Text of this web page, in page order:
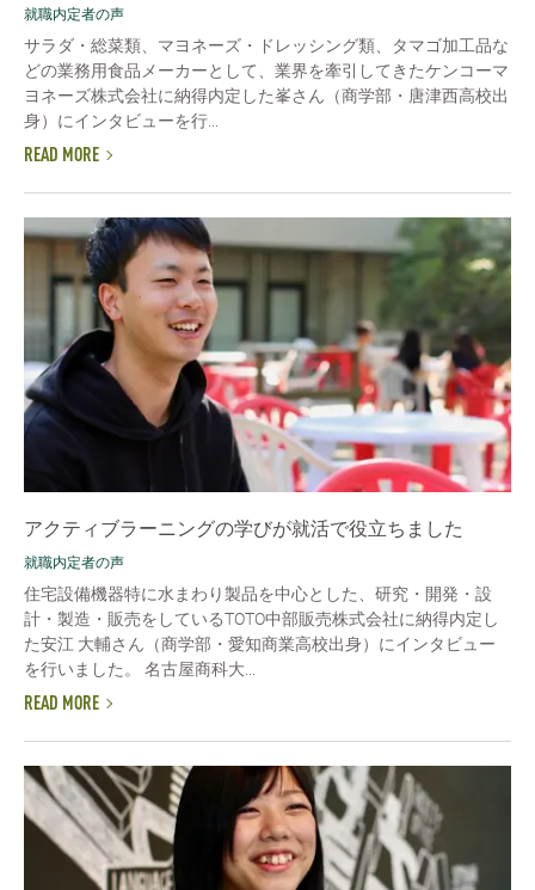
就職内定者の声
サラダ・総菜類、マヨネーズ・ドレッシング類、タマゴ加工品な
どの業務用食品メーカーとして、業界を牽引してきたケンコーマ
ヨネーズ株式会社に納得内定した峯さん（商学部・唐津西高校出
身）にインタビューを行...
READ MORE
アクティブラーニングの学びが就活で役立ちました
就職内定者の声
住宅設備機器特に水まわり製品を中心とした、研究・開発・設
計・製造・販売をしているTOTO中部販売株式会社に納得内定し
た安江 大輔さん（商学部・愛知商業高校出身）にインタビュー
を行いました。 名古屋商科大...
READ MORE